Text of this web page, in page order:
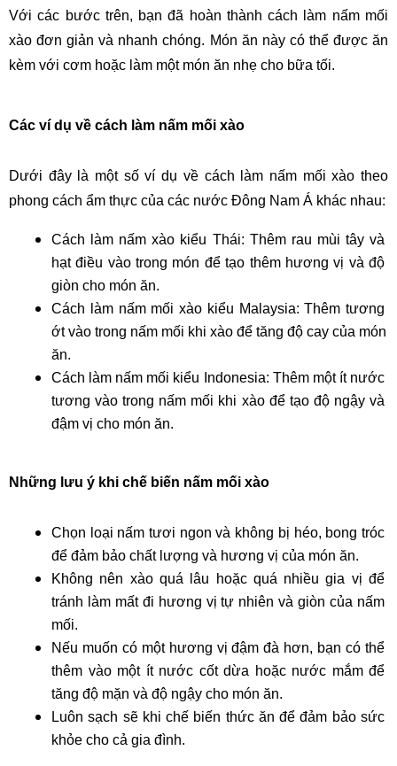
Với các bước trên, bạn đã hoàn thành cách làm nấm mối
xào đơn giản và nhanh chóng. Món ăn này có thể được ăn
kèm với cơm hoặc làm một món ăn nhẹ cho bữa tối.
Các ví dụ về cách làm nấm mối xào
Dưới đây là một số ví dụ về cách làm nấm mối xào theo
phong cách ẩm thực của các nước Đông Nam Á khác nhau:
Cách làm nấm xào kiểu Thái: Thêm rau mùi tây và
hạt điều vào trong món để tạo thêm hương vị và độ
giòn cho món ăn.
Cách làm nấm mối xào kiểu Malaysia: Thêm tương
ớt vào trong nấm mối khi xào để tăng độ cay của món
ăn.
Cách làm nấm mối kiểu Indonesia: Thêm một ít nước
tương vào trong nấm mối khi xào để tạo độ ngậy và
đậm vị cho món ăn.
Những lưu ý khi chế biến nấm mối xào
Chọn loại nấm tươi ngon và không bị héo, bong tróc
để đảm bảo chất lượng và hương vị của món ăn.
Không nên xào quá lâu hoặc quá nhiều gia vị để
tránh làm mất đi hương vị tự nhiên và giòn của nấm
mối.
Nếu muốn có một hương vị đậm đà hơn, bạn có thể
thêm vào một ít nước cốt dừa hoặc nước mắm để
tăng độ mặn và độ ngậy cho món ăn.
Luôn sạch sẽ khi chế biến thức ăn để đảm bảo sức
khỏe cho cả gia đình.